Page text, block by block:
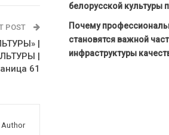
POST
|
|
61
Author
белорусской культуры
Почему
становятся важной
инфраструктуры